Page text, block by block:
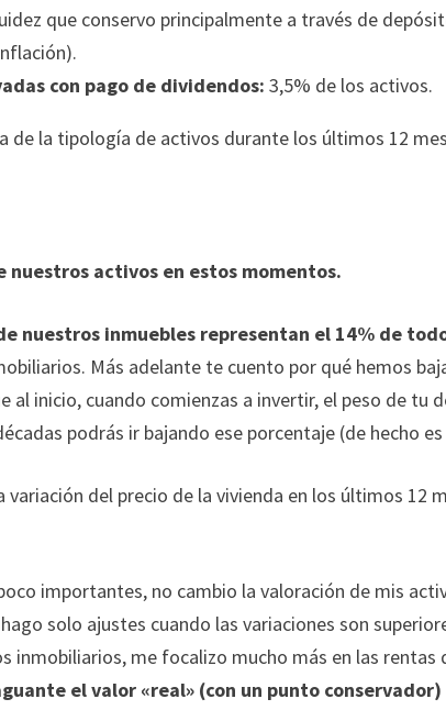
que conservo principalmente a través de
con pago de dividendos: 3,5% de los activos.
de la tipología de activos durante los últimos 12
nuestros activos en estos momentos.
nuestros inmuebles representan el 14% de
Más adelante te cuento por qué hemos
al inicio, cuando comienzas a invertir, el peso de tu
podrás ir bajando ese porcentaje (de hecho
variación del precio de la vivienda en los últimos 12
importantes, no cambio la valoración de mis
solo ajustes cuando las variaciones son
inmobiliarios, me focalizo mucho más en las rentas
el valor «real» (con un punto